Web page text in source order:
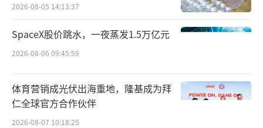
面有所收紧，但相较于年内其余月末时段资金
利率抬升的幅度并不大。此外，观察资金情绪
时段资金情绪整体较好，虽然中小行情绪指数
仍然略高于非银机构，但4月以来流动性分层收
2026-08-05 14:13:37
SpaceX股价跳水，一夜蒸发1.5万亿元
2026-08-06 09:45:59
体育营销成光伏出海重地，隆基成为拜
仁全球官方合作伙伴
2026-08-07 10:18:25